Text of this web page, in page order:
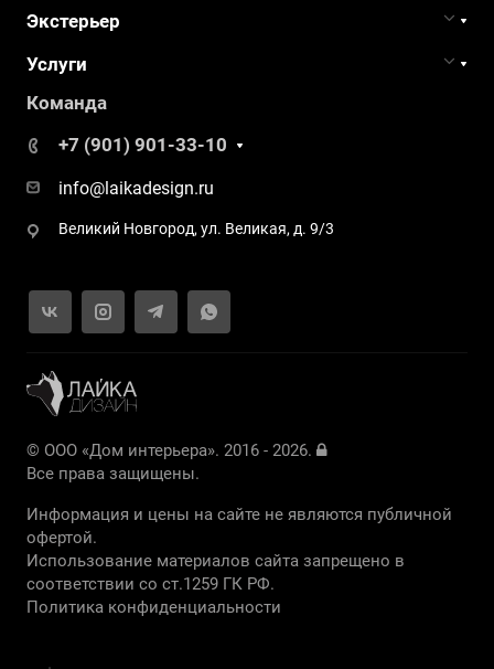
Экстерьер
Услуги
Команда
+7 (901) 901-33-10
info@laikadesign.ru
Великий Новгород, ул. Великая, д. 9/3
© ООО «Дом интерьера». 2016 - 2026.
Все права защищены.
Информация и цены на сайте не являются публичной
офертой.
Использование материалов сайта запрещено в
соответствии со ст.1259 ГК РФ.
Политика конфиденциальности